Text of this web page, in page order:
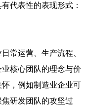
代表性的表现形式：
常运营、生产流程、
核心团队的理念与价
，例如制造业企业可
研发团队的攻坚过